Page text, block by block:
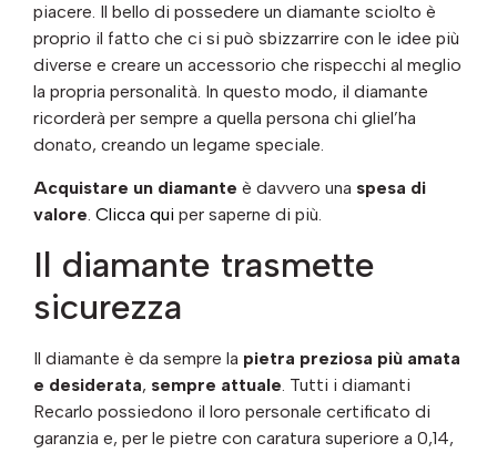
piacere. Il bello di possedere un diamante sciolto è
proprio il fatto che ci si può sbizzarrire con le idee più
diverse e creare un accessorio che rispecchi al meglio
la propria personalità. In questo modo, il diamante
ricorderà per sempre a quella persona chi gliel’ha
donato, creando un legame speciale.
Acquistare un diamante è davvero una spesa di
valore Clicca qui per saperne di più.
Il diamante trasmette
sicurezza
Il diamante è da sempre la pietra preziosa più amata
e desiderata, sempre attuale. Tutti i diamanti
Recarlo possiedono il loro personale certificato di
garanzia e, per le pietre con caratura superiore a 0,14,